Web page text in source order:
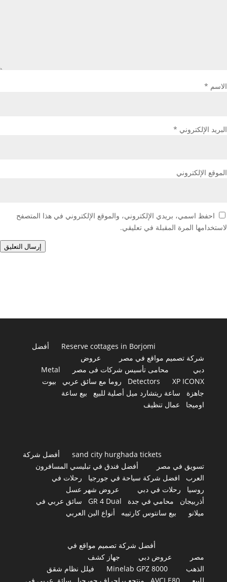
الاسم *
البريد الإلكتروني *
الموقع الإلكتروني
احفظ اسمي، بريدي الإلكتروني، والموقع الإلكتروني في هذا المتصفح
لاستخدامها المرة المقبلة في تعليقي.
إرسال التعليق
Reserve cottages in Borjomi
أفضل
شركة تصميم مواقع في مصر
عروض
دبي
محامى تأسيس شركات فى مصر
Metal
Detectors
XP ICONX روما مع سائق عربي
بيوت
جاهزة
ساعة ريتشارد ميل أصلية للبيع
بيع ساعة
اوميجا
عمال تنظيف
sand city hurghada tickets
أفضل شركة
تسويق في مصر
أفضل فندق في تبليسي المسافرون
العرب
افضل شركة سياحة في جورجيا
رحلات في
روسيا
رحلات في دبي
عروض شهر عسل
أذربيجان
محامي في جدة GR 4 Dual
سائق عربي في
ميلانو
بيع سانتوس كارتييه أنواع البن العربي
أفضل شركة تصميم مواقع في
مصر
عروض دبي
جهاز كشف
الذهب
Minelab GPZ 8000
فيلل نظام شقق